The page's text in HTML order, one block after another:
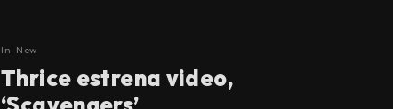
In New
Thrice estrena video,